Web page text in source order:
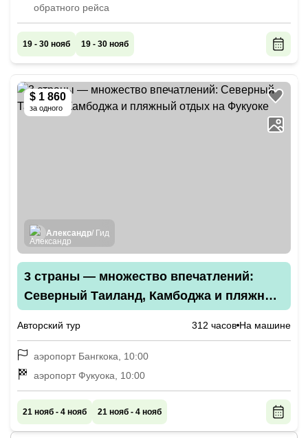
обратного рейса
19 - 30 нояб 19 - 30 нояб
$ 1 860
за одного
Александр/ Гид
3 страны — множество впечатлений:
Северный Таиланд, Камбоджа и пляжный
Авторский тур 312 часов На машине
аэропорт Бангкока, 10:00
аэропорт Фукуока, 10:00
21 нояб - 4 нояб 21 нояб - 4 нояб